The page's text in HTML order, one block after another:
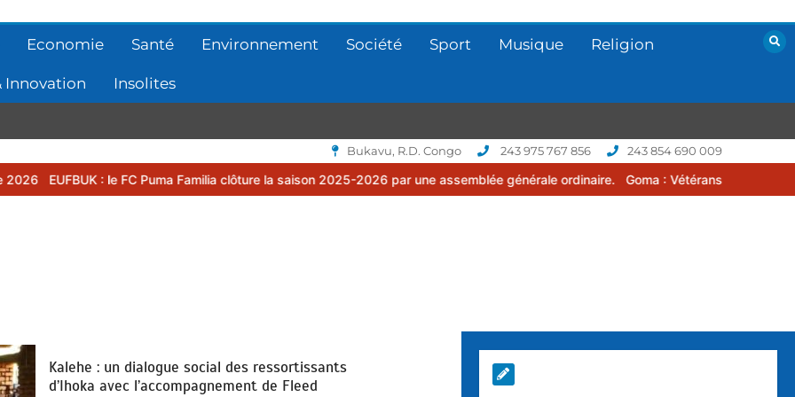
Economie Santé Environnement Société Sport Musique Religion
Innovation Insolites
Bukavu, R.D. Congo 243 975 767 856 243 854 690 009
: le FC Puma Familia clôture la saison 2025-2026 par une assemblée générale ordinaire. Goma : Vétérans Cup 2026 -2027, une
Kalehe : un dialogue social des ressortissants
d’Ihoka avec l’accompagnement de Fleed